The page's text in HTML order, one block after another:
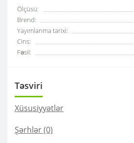
Ölçüsü:
Brend:
Yayımlanma tarixi:
Cins:
Fəsil:
Təsviri
Xüsusiyyətlər
Şərhlər (0)